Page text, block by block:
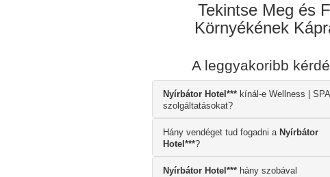
Tekintse Meg és
Környékének
A leggyakoribb
Nyírbátor Hotel*** kínál-e Wellness | SPA
szolgáltatásokat?
Hány vendéget tud fogadni a Nyírbátor
Hotel***?
Nyírbátor Hotel*** hány szobával